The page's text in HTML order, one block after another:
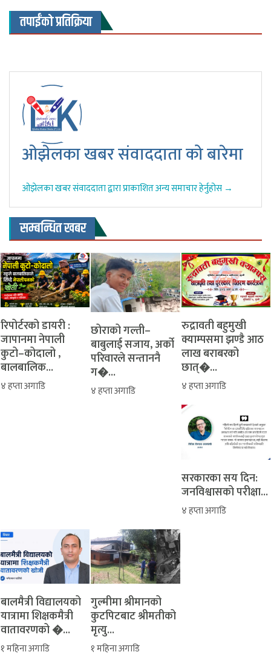
तपाईंको प्रतिक्रिया
ओझेलका खबर संवाददाता को बारेमा
ओझेलका खबर संवाददाता द्वारा प्राकाशित अन्य समाचार हेर्नुहोस →
सम्बन्धित खबर
रिपोर्टरको डायरी :
जापानमा नेपाली
कुटो–कोदालो ,
बालबालिक...
४ हप्ता अगाडि
‎​छोराको गल्ती–
बाबुलाई सजाय, अर्को
परिवारले सन्ताननै
ग�...
४ हप्ता अगाडि
रुद्रावती बहुमुखी
क्याम्पसमा झण्डै आठ
लाख बराबरको
छात्�...
४ हप्ता अगाडि
सरकारका सय दिन:
जनविश्वासको परीक्षा...
४ हप्ता अगाडि
बालमैत्री विद्यालयको
यात्रामा शिक्षकमैत्री
वातावरणको �...
१ महिना अगाडि
‎गुल्मीमा श्रीमानको
कुटपिटबाट श्रीमतीको
मृत्यु...
१ महिना अगाडि